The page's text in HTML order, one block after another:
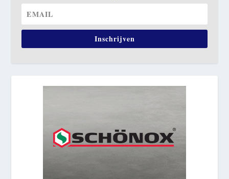
Inschrijven